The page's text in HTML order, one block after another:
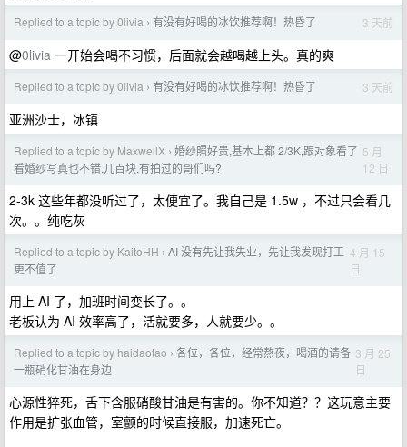
Replied to a topic by 0livia › 有没有好喝的冰饮推荐啊！热昏了 3 天前
@0livia 一开始会喝不习惯，后面就会越喝越上头。真的爽
Replied to a topic by 0livia › 有没有好喝的冰饮推荐啊！热昏了 3 天前
亚洲沙士，冰镇
Replied to a topic by MaxwellX › 婚纱照好贵,基本上都 2/3K,跟对象看了
看婚纱写真也不错,几百块,有拍过的哥们吗?
5 月
12 日
2-3k 这些年都没听过了，太便宜了。我自己是 1.5w ，不过只会看几
次。。纯吃灰
Replied to a topic by KaitoHH › AI 没有先让我失业，先让我发现打工
更不值了
4 月 15
日
用上 AI 了，加班时间变长了。。
老板认为 AI 效率高了，活就要多，人就要少。。
Replied to a topic by haidaotao › 各位，各位，经常熬夜，喝酒的请备
一瓶硝化甘油在身边
3 月 25
日
心源性猝死，舌下含服硝酸甘油是有害的。你不知道？？这玩意主要
作用是扩张血管，室颤的时候直接服，加速死亡。